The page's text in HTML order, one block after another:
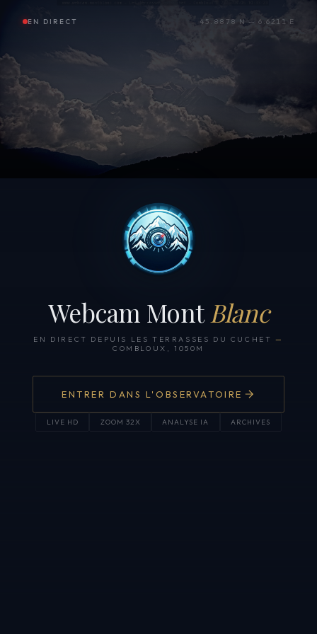
EN DIRECT 45.8878 N — 6.6211 E
Webcam Mont Blanc
EN DIRECT DEPUIS LES TERRASSES DU CUCHET —
COMBLOUX, 1050M
ENTRER DANS L'OBSERVATOIRE
LIVE HD ZOOM 32X ANALYSE IA ARCHIVES